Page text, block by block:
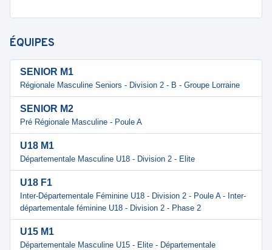
ÉQUIPES
SENIOR M1
Régionale Masculine Seniors - Division 2 - B - Groupe Lorraine
SENIOR M2
Pré Régionale Masculine - Poule A
U18 M1
Départementale Masculine U18 - Division 2 - Elite
U18 F1
Inter-Départementale Féminine U18 - Division 2 - Poule A - Inter-
départementale féminine U18 - Division 2 - Phase 2
U15 M1
Départementale Masculine U15 - Elite - Départementale